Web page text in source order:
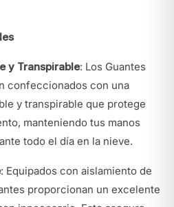
y Transpirable: Los Guantes
confeccionados con una
y transpirable que protege
manteniendo tus manos
todo el día en la nieve.
: Equipados con aislamiento de
proporcionan un excelente